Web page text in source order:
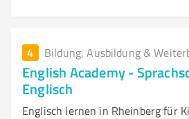
4 Bildung, Ausbildung &
English Academy -
Englisch
Englisch lernen in Rheinberg für